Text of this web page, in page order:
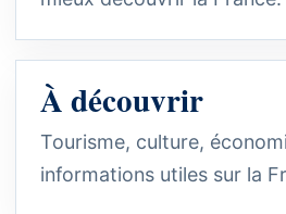
À découvrir
Tourisme, culture,
informations utiles sur la